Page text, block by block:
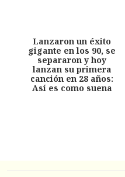
Lanzaron un éxito
gigante en los 90, se
separaron y hoy
lanzan su primera
canción en 28 años:
Así es como suena